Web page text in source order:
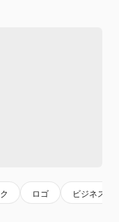
ロゴ ビジネスロ